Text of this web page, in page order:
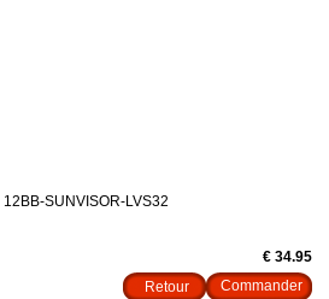
12BB-SUNVISOR-LVS32
€ 34.95
Retour